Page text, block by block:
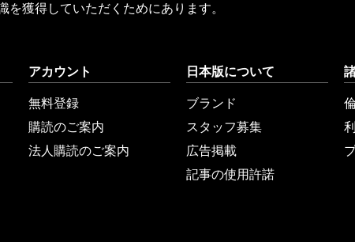
を獲得していただくためにあります。
アカウント
無料登録
購読のご案内
法人購読のご案内
日本版について
ブランド
スタッフ募集
広告掲載
記事の使用許諾